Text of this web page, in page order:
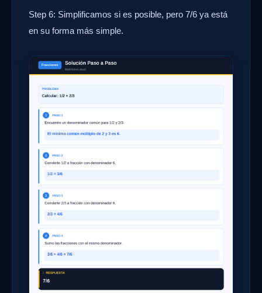
Step 6: Simplificamos si es posible, pero 7/6 ya está
en su forma más simple.